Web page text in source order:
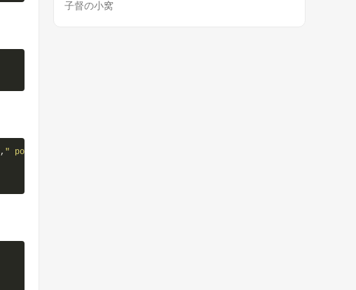
, " population "
子督の小窝